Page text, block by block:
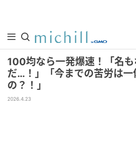
100均なら一発爆速！「名
だ…！」「今までの苦労は一
の？！」
2026.4.23